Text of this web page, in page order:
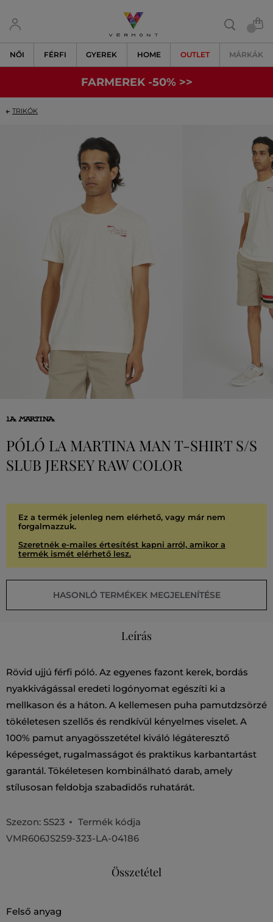
NŐI FÉRFI GYEREK HOME OUTLET MÁRKÁK
FARMEREK -50% >>
TRIKÓK
PÓLÓ LA MARTINA MAN T-SHIRT S/S
SLUB JERSEY RAW COLOR
Ez a termék jelenleg nem elérhető, vagy már nem
forgalmazzuk.
Szeretnék e-mailes értesítést kapni arról, amikor a
termék ismét elérhető lesz.
HASONLÓ TERMÉKEK MEGJELENÍTÉSE
Leírás
Rövid ujjú férfi póló. Az egyenes fazont kerek, bordás
nyakkivágással eredeti logónyomat egészíti ki a
mellkason és a háton. A kellemesen puha pamutdzsörzé
tökéletesen szellős és rendkívül kényelmes viselet. A
100% pamut anyagösszetétel kiváló légáteresztő
képességet, rugalmasságot és praktikus karbantartást
garantál. Tökéletesen kombinálható darab, amely
stílusosan feldobja szabadidős ruhatárát.
Szezon: SS23
Termék kódja
VMR606JS259-323-LA-04186
Összetétel
felső anyag